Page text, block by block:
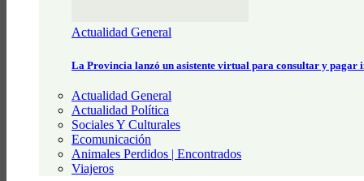
Actualidad General
La Provincia lanzó un asistente virtual para consultar y pagar
Actualidad General
Actualidad Política
Sociales Y Culturales
Ecomunicación
Animales Perdidos | Encontrados
Viajeros